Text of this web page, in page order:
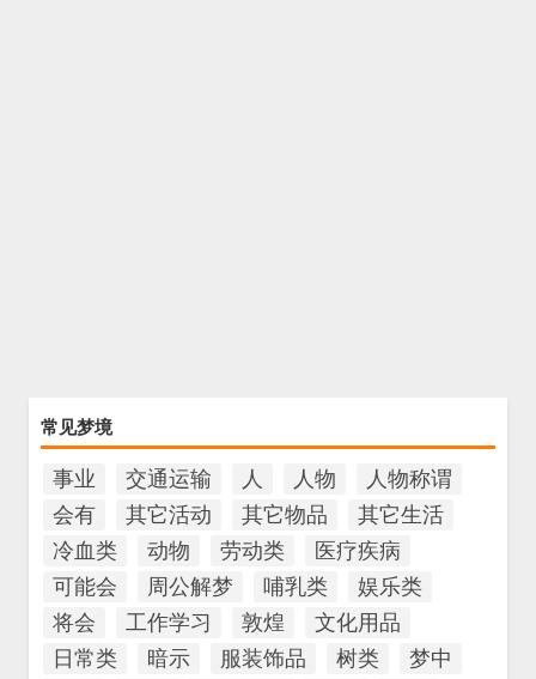
常见梦境
事业 交通运输 人 人物
人物称谓
会有
其它活动 其它物品
其它生活
冷血类
动物 劳动类
医疗疾病
可能会
周公解梦 哺乳类
娱乐类
将会
工作学习 敦煌
文化用品
日常类
暗示 服装饰品 树类
梦中